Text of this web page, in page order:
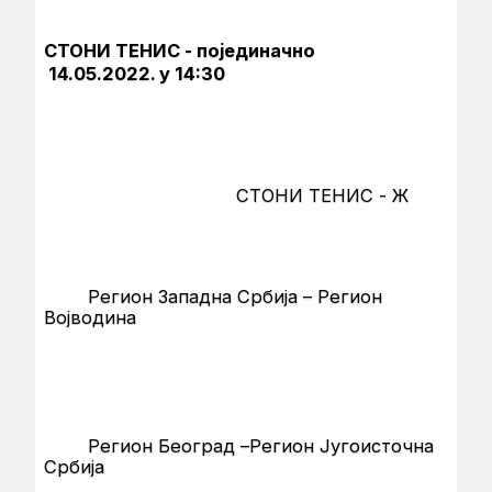
СТОНИ ТЕНИС - појединачно
14.05.2022. у 14:30
СТОНИ ТЕНИС - Ж
Регион Западна Србија – Регион
Војводина
Регион Београд –Регион Југоисточна
Србија